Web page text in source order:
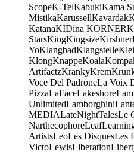
ScopeK-TelKabukiKama
MistikaKarussellKavardak
KatanaKIDina KORNER
StarsKingKingsizeKirshner
YoKlangbadKlangstelle
KlongKnappeKoala
ArtifactzKrankyKrem
Voce Del PadroneLa Voix
PizzaLaFaceLakeshore
UnlimitedLamborghini
MEDIALateNightTalesLe
NarthecophoreLeaf
ArtistsLeoLes DisquesLes
VictoLewisLiberation